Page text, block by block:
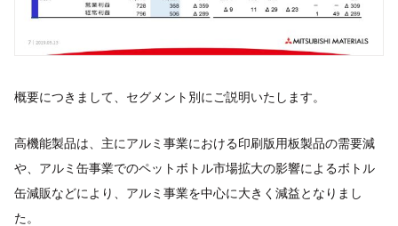
概要につきまして、セグメント別にご説明いたします。
高機能製品は、主にアルミ事業における印刷版用板製品の需要減
や、アルミ缶事業でのペットボトル市場拡大の影響によるボトル
缶減販などにより、アルミ事業を中心に大きく減益となりまし
た。